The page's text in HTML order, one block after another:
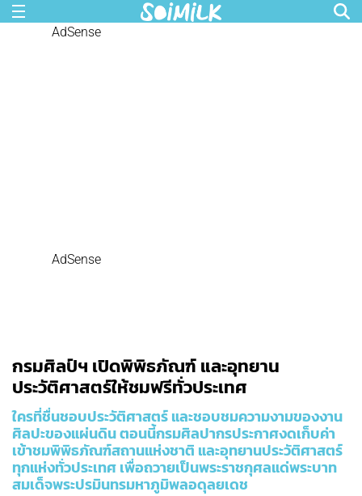
AdSense
AdSense
กรมศิลป์ฯ เปิดพิพิธภัณฑ์ และอุทยาน
ประวัติศาสตร์ให้ชมฟรีทั่วประเทศ
ใครที่ชื่นชอบประวัติศาสตร์ และชอบชมความงามของงาน
ศิลปะของแผ่นดิน ตอนนี้กรมศิลปากรประกาศงดเก็บค่า
เข้าชมพิพิธภัณฑ์สถานแห่งชาติ และอุทยานประวัติศาสตร์
ทุกแห่งทั่วประเทศ เพื่อถวายเป็นพระราชกุศลแด่พระบาท
สมเด็จพระปรมินทรมหาภูมิพลอดุลยเดช